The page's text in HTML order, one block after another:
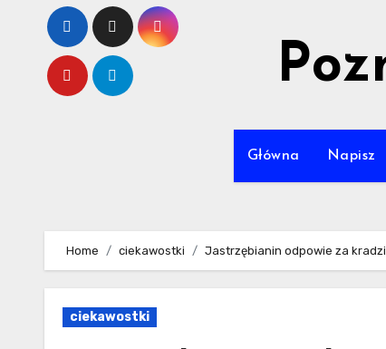
content
Główna Napisz
Home ciekawostki Jastrzębianin odpowie za
ciekawostki